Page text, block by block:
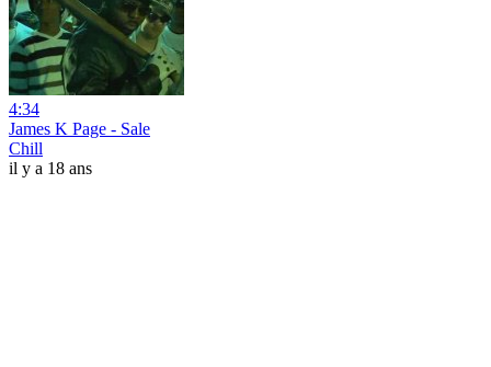
4:34
James K Page - Sale
Chill
il y a 18 ans